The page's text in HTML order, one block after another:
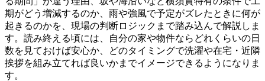
期がどう増減するのか、雨や強風で予定がズレたときに何が
起きるのかを、現場の判断ロジックまで踏み込んで解説しま
す。読み終える頃には、自分の家や物件ならどれくらいの日
数を見ておけば安心か、どのタイミングで洗濯や在宅・近隣
挨拶を組み立てれば良いかまでイメージできるようになりま
す。